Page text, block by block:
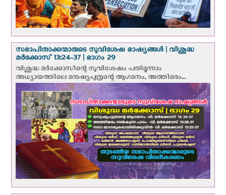
സഭാപിതാക്കന്മാരുടെ സുവിശേഷ ഭാഷ്യങ്ങള്‍ | വിശുദ്ധ
മര്‍ക്കോസ് 13:24-37 | ഭാഗം 29
വിശുദ്ധ മര്‍ക്കോസിന്റെ സുവിശേഷം പതിമൂന്നാം
അധ്യായത്തിലെ മനുഷ്യപുത്രന്റെ ആഗമനം, അത്തിമരം...